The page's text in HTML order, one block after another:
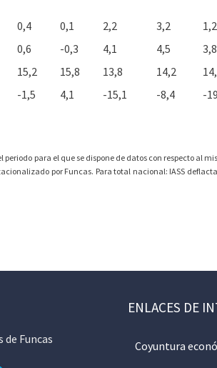
0,4 0,1 2,2 3,2 1,2
0,6 -0,3 4,1 4,5 3,8
15,2 15,8 13,8 14,2
-1,5 4,1 -15,1 -8,4 -
para el que se dispone de datos con respecto al
por Funcas. Para total nacional: IASS
Funcas
ENLACES DE
Coyuntura